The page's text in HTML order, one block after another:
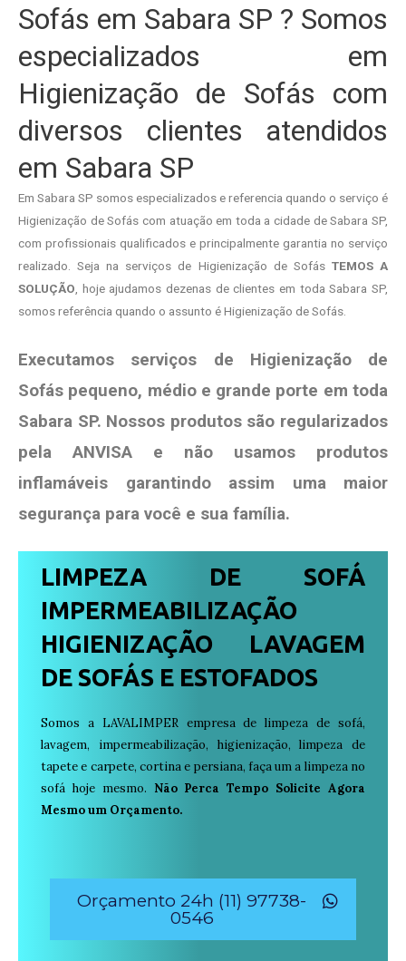
Sofás em Sabara SP ? Somos
especializados em
Higienização de Sofás com
diversos clientes atendidos
em Sabara SP
Em Sabara SP somos especializados e referencia quando o serviço é
Higienização de Sofás com atuação em toda a cidade de Sabara SP,
com profissionais qualificados e principalmente garantia no serviço
realizado. Seja na serviços de Higienização de Sofás TEMOS A
SOLUÇÃO , hoje ajudamos dezenas de clientes em toda Sabara SP,
somos referência quando o assunto é Higienização de Sofás.
Executamos serviços de Higienização de
Sofás pequeno, médio e grande porte em toda
Sabara SP. Nossos produtos são regularizados
pela ANVISA e não usamos produtos
inflamáveis garantindo assim uma maior
segurança para você e sua família.
LIMPEZA DE SOFÁ
IMPERMEABILIZAÇÃO
HIGIENIZAÇÃO LAVAGEM
DE SOFÁS E ESTOFADOS
Somos a LAVALIMPER empresa de limpeza de sofá,
lavagem, impermeabilização, higienização, limpeza de
tapete e carpete, cortina e persiana, faça um a limpeza no
sofá hoje mesmo. Não Perca Tempo Solicite Agora
Mesmo um Orçamento.
Orçamento 24h (11) 97738-
0546